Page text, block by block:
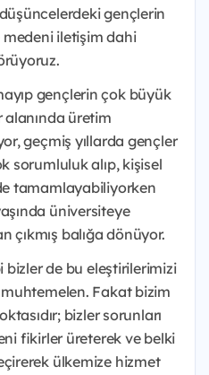
gençlerin
iletişim dahi
gençlerin çok büyük
alanında üretim
geçmiş yıllarda gençler
sorumluluk alıp, kişisel
tamamlayabiliyorken
üniversiteye
çıkmış balığa dönüyor.
bizler de bu eleştirilerimizi
Fakat bizim
bizler sorunları
fikirler üreterek ve belki
ülkemize hizmet